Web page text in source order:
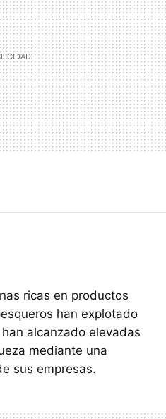
ricas en productos
han explotado
alcanzado elevadas
mediante una
sus empresas.